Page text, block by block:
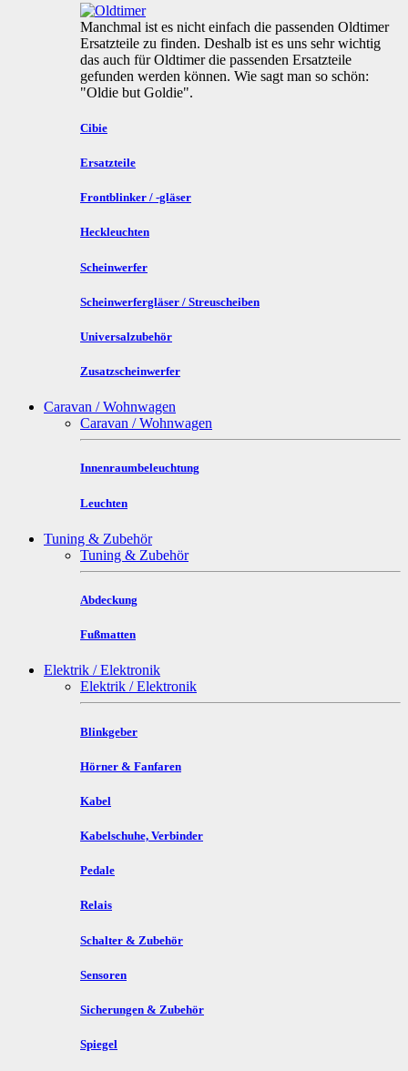
Manchmal ist es nicht einfach die passenden Oldtimer
Ersatzteile zu finden. Deshalb ist es uns sehr wichtig
das auch für Oldtimer die passenden Ersatzteile
gefunden werden können. Wie sagt man so schön:
"Oldie but Goldie".
Cibie
Ersatzteile
Frontblinker / -gläser
Heckleuchten
Scheinwerfer
Scheinwerfergläser / Streuscheiben
Universalzubehör
Zusatzscheinwerfer
Caravan / Wohnwagen
Caravan / Wohnwagen
Innenraumbeleuchtung
Leuchten
Tuning & Zubehör
Tuning & Zubehör
Abdeckung
Fußmatten
Elektrik / Elektronik
Elektrik / Elektronik
Blinkgeber
Hörner & Fanfaren
Kabel
Kabelschuhe, Verbinder
Pedale
Relais
Schalter & Zubehör
Sensoren
Sicherungen & Zubehör
Spiegel